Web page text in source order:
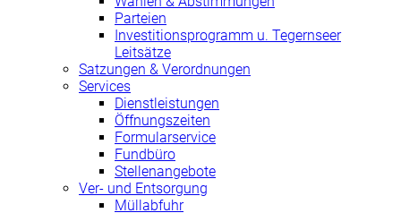
Parteien
Investitionsprogramm u. Tegernseer
Leitsätze
Satzungen & Verordnungen
Services
Dienstleistungen
Öffnungszeiten
Formularservice
Fundbüro
Stellenangebote
Ver- und Entsorgung
Müllabfuhr